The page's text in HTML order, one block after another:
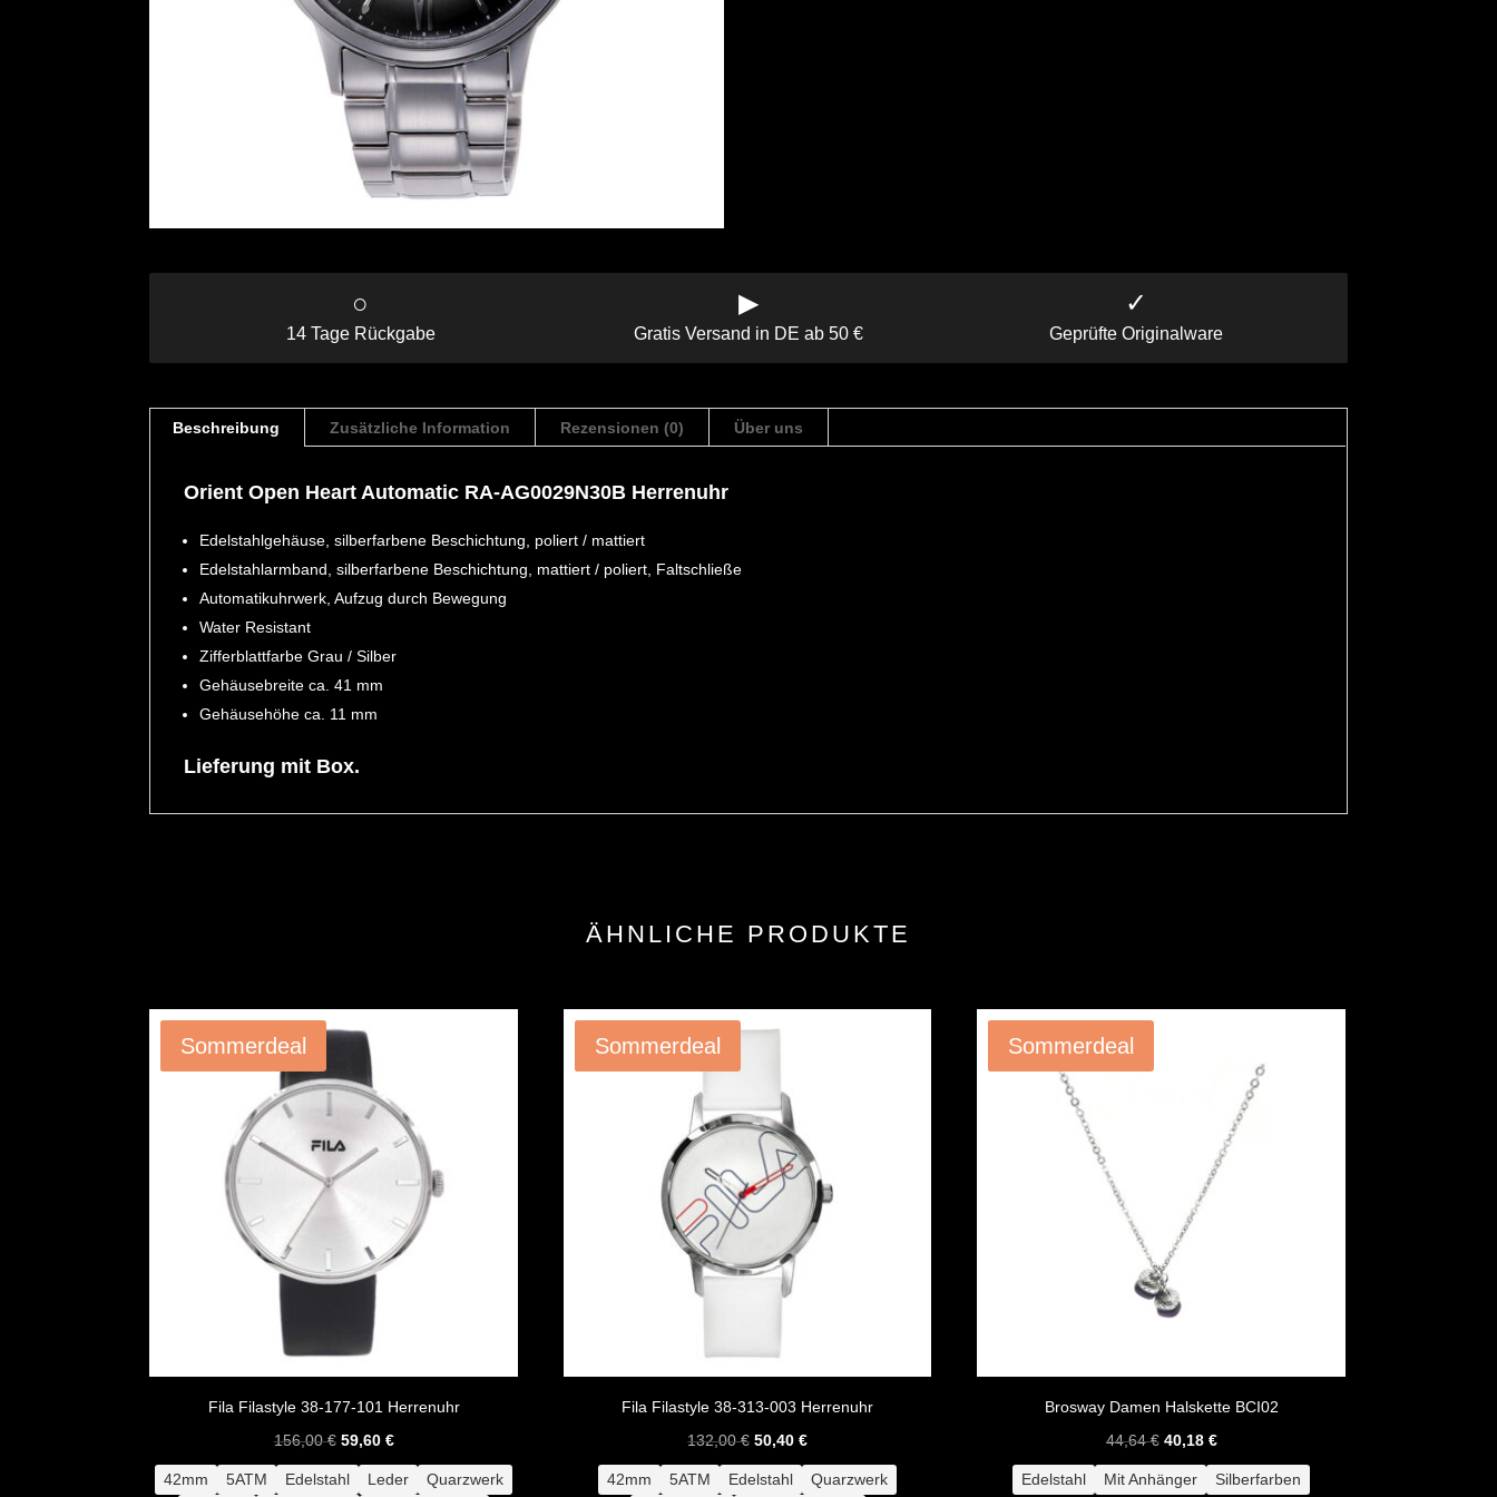
○
14 Tage Rückgabe
▶
Gratis Versand in DE ab 50 €
✓
Geprüfte Originalware
Beschreibung Zusätzliche Information Rezensionen (0) Über uns
Orient Open Heart Automatic RA-AG0029N30B Herrenuhr
Edelstahlgehäuse, silberfarbene Beschichtung, poliert / mattiert
Edelstahlarmband, silberfarbene Beschichtung, mattiert / poliert, Faltschließe
Automatikuhrwerk, Aufzug durch Bewegung
Water Resistant
Zifferblattfarbe Grau / Silber
Gehäusebreite ca. 41 mm
Gehäusehöhe ca. 11 mm
Lieferung mit Box.
ÄHNLICHE PRODUKTE
Angebot!
Sommerdeal
Fila Filastyle 38-177-101 Herrenuhr
156,00€ Ursprünglicher
Preis
war:
59,60 €Aktueller
Preis
ist:
42mm 5ATM Edelstahl Leder
Quarzwerk
Angebot!
Sommerdeal
Fila Filastyle 38-313-003 Herrenuhr
132,00€ Ursprünglicher
Preis
war:
50,40€Aktueller
Preis
ist:
42mm 5ATM Edelstahl
Quarzwerk
Angebot!
Sommerdeal
Brosway Damen Halskette BCI02
44,64€ Ursprünglicher
Preis
war:
40,18 €Aktueller
Preis
ist:
Edelstahl Mit Anhänger Silberfarben